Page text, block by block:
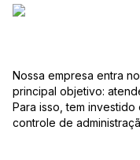
Nossa empresa entra
principal objetivo:
Para isso, tem
controle de